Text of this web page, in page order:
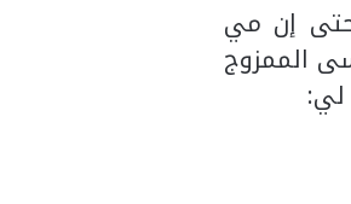
إن مي
الممزوج
لي: